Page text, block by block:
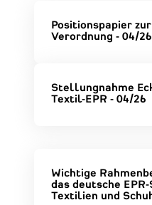
Positionspapier
Verordnung - 04/26
Stellungnahme
Textil-EPR - 04/26
Wichtige
das deutsche
Textilien und